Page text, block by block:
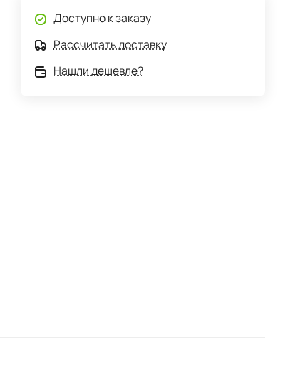
Доступно к заказу
Рассчитать доставку
Нашли дешевле?